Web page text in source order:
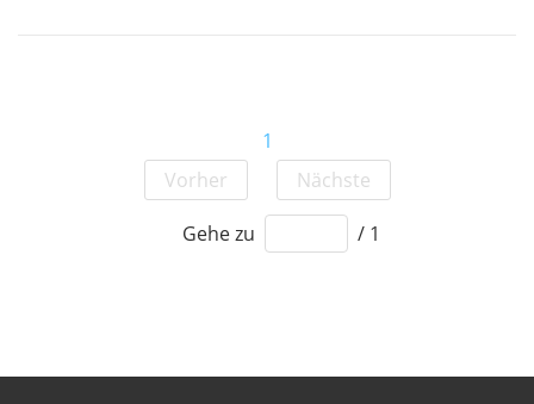
Vorher
1
Nächste
Gehe zu / 1